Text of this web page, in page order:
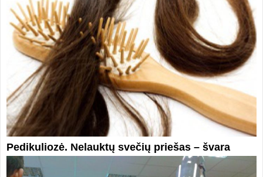
Pedikuliozė. Nelauktų svečių priešas – švara